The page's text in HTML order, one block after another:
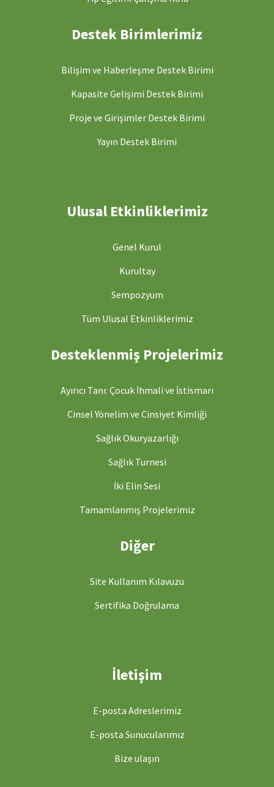
Destek Birimlerimiz
Bilişim ve Haberleşme Destek Birimi
Kapasite Gelişimi Destek Birimi
Proje ve Girişimler Destek Birimi
Yayın Destek Birimi
Ulusal Etkinliklerimiz
Genel Kurul
Kurultay
Sempozyum
Tüm Ulusal Etkinliklerimiz
Desteklenmiş Projelerimiz
Ayırıcı Tanı: Çocuk İhmali ve İstismarı
Cinsel Yönelim ve Cinsiyet Kimliği
Sağlık Okuryazarlığı
Sağlık Turnesi
İki Elin Sesi
Tamamlanmış Projelerimiz
Diğer
Site Kullanım Kılavuzu
Sertifika Doğrulama
İletişim
E-posta Adreslerimiz
E-posta Sunucularımız
Bize ulaşın